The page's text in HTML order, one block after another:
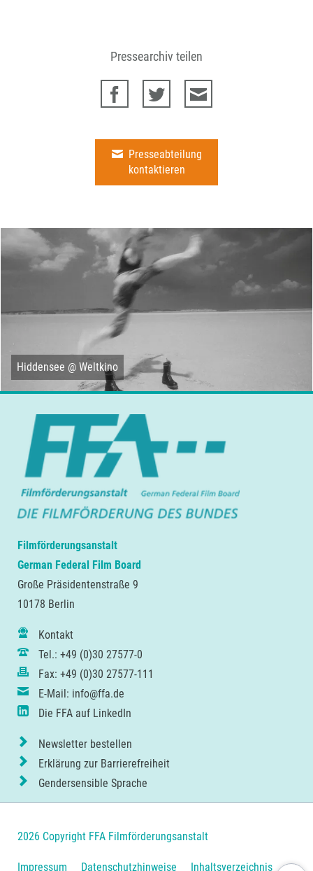
Pressearchiv teilen
Presseabteilung
kontaktieren
Hiddensee @ Weltkino
Filmförderungsanstalt
German Federal Film Board
Große Präsidentenstraße 9
10178 Berlin
Kontakt
Tel.: +49 (0)30 27577-0
Fax: +49 (0)30 27577-111
E-Mail: info@ffa.de
Die FFA auf LinkedIn
Newsletter bestellen
Erklärung zur Barrierefreiheit
Gendersensible Sprache
2026 Copyright FFA Filmförderungsanstalt
Navigation
Impressum Datenschutzhinweise Inhaltsverzeichnis